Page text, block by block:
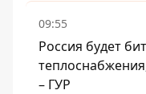
09:55
Россия будет
– ГУР